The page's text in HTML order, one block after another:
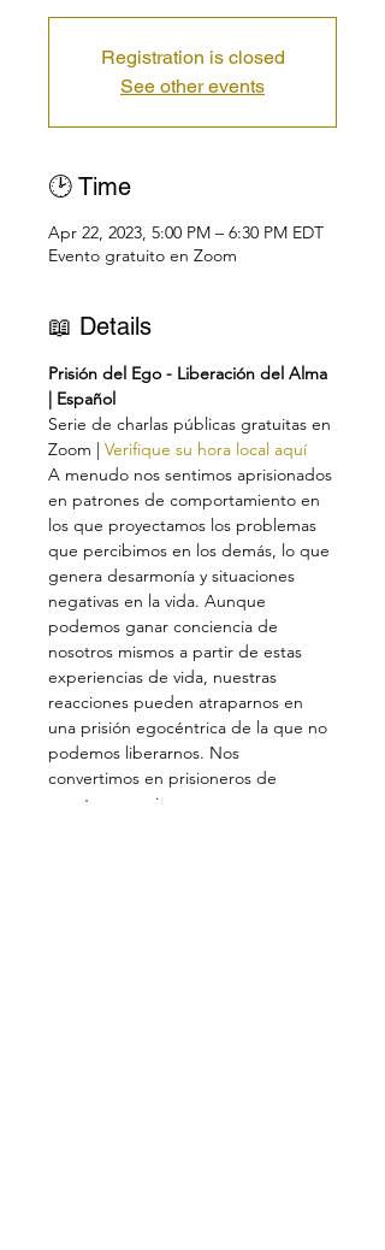
Registration is closed
See other events
🕑 Time
Apr 22, 2023, 5:00 PM – 6:30 PM EDT
Evento gratuito en Zoom
📖 Details
Prisión del Ego - Liberación del Alma
| Español
Serie de charlas públicas gratuitas en
Zoom | Verifique su hora local aquí
A menudo nos sentimos aprisionados
en patrones de comportamiento en
los que proyectamos los problemas
que percibimos en los demás, lo que
genera desarmonía y situaciones
negativas en la vida. Aunque
podemos ganar conciencia de
nosotros mismos a partir de estas
experiencias de vida, nuestras
reacciones pueden atraparnos en
una prisión egocéntrica de la que no
podemos liberarnos. Nos
convertimos en prisioneros de